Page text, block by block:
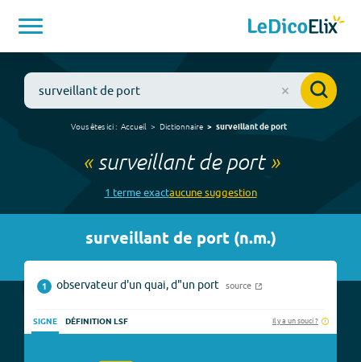
Vous êtes ici : Accueil Dictionnaire surveillant de port
«surveillant de port»
1 termeexactaucunesuggestion
surveillant de port(n.m.)
1 observateur d'un quai, d"un port source
SIGNE DÉFINITION LSF Il y a un souci ?